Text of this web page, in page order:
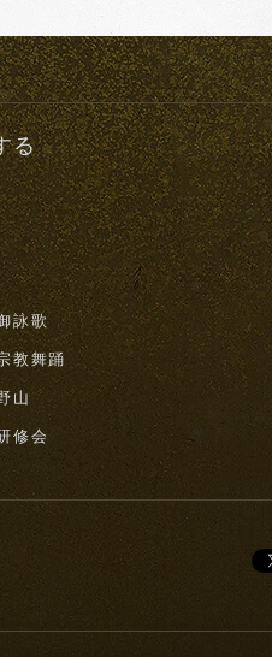
る
詠歌
教舞踊
山
修会